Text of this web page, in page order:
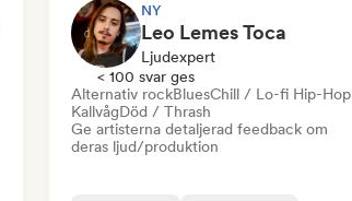
NY
Leo Lemes Toca
Ljudexpert
< 100 svar ges
Alternativ rockBluesChill / Lo-fi Hip-Hop
KallvågDöd / Thrash
Ge artisterna detaljerad feedback om
deras ljud/produktion